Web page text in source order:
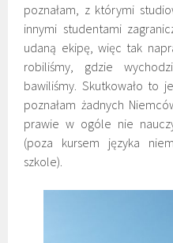
poznałam, z którymi
innymi studentami
udaną ekipę, więc tak
robiliśmy, gdzie
bawiliśmy. Skutkowało to
poznałam żadnych
prawie w ogóle nie
(poza kursem języka
szkole).